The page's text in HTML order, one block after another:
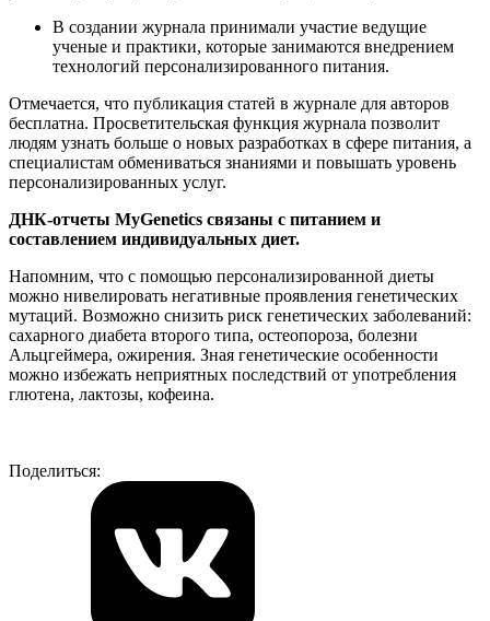
В создании журнала принимали участие ведущие
ученые и практики, которые занимаются внедрением
технологий персонализированного питания.
Отмечается, что публикация статей в журнале для авторов
бесплатна. Просветительская функция журнала позволит
людям узнать больше о новых разработках в сфере питания, а
специалистам обмениваться знаниями и повышать уровень
персонализированных услуг.
ДНК-отчеты MyGenetics связаны с питанием и
составлением индивидуальных диет.
Напомним, что с помощью персонализированной диеты
можно нивелировать негативные проявления генетических
мутаций. Возможно снизить риск генетических заболеваний:
сахарного диабета второго типа, остеопороза, болезни
Альцгеймера, ожирения. Зная генетические особенности
можно избежать неприятных последствий от употребления
глютена, лактозы, кофеина.
Поделиться: